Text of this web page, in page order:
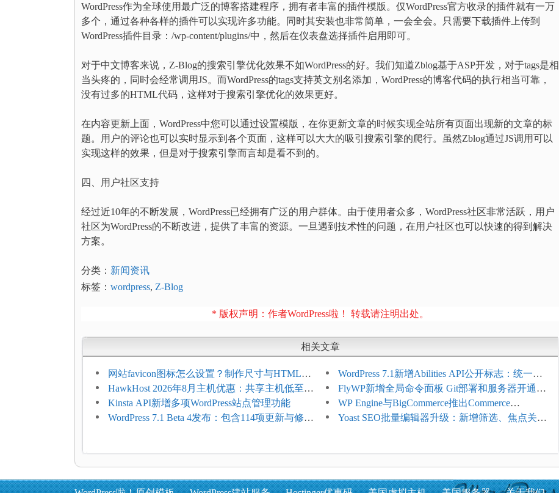
WordPress作为全球使用最广泛的博客搭建程序，拥有者丰富的插件模版。仅WordPress官方收录的插件就有一万
多个，通过各种各样的插件可以实现许多功能。同时其安装也非常简单，一会全会。只需要下载插件上传到
WordPress插件目录：/wp-content/plugins/中，然后在仪表盘选择插件启用即可。
对于中文博客来说，Z-Blog的搜索引擎优化效果不如WordPress的好。我们知道Zblog基于ASP开发，对于tags是相
当头疼的，同时会经常调用JS。而WordPress的tags支持英文别名添加，WordPress的博客代码的执行相当可靠，
没有过多的HTML代码，这样对于搜索引擎优化的效果更好。
在内容更新上面，WordPress中您可以通过设置模版，在你更新文章的时候实现全站所有页面出现新的文章的标
题。用户的评论也可以实时显示到各个页面，这样可以大大的吸引搜索引擎的爬行。虽然Zblog通过JS调用可以
实现这样的效果，但是对于搜索引擎而言却是看不到的。
四、用户社区支持
经过近10年的不断发展，WordPress已经拥有广泛的用户群体。由于使用者众多，WordPress社区非常活跃，用户
社区为WordPress的不断改进，提供了丰富的资源。一旦遇到技术性的问题，在用户社区也可以快速的得到解决
方案。
分类： 新闻资讯
标签： wordpress, Z-Blog
* 版权声明：作者WordPress啦！ 转载请注明出处。
相关文章
网站favicon图标怎么设置？制作尺寸与HTML添
加方法
WordPress 7.1新增Abilities API公开标志：统一支
持REST API、MCP与AI代理
HawkHost 2026年8月主机优惠：共享主机低至
$2.61/月，高性能主机同步折扣
FlyWP新增全局命令面板 Git部署和服务器开通更
方便
Kinsta API新增多项WordPress站点管理功能
WP Engine与BigCommerce推出Commerce
Connect：WordPress商店可保留前台体验并扩展电
WordPress 7.1 Beta 4发布：包含114项更新与修
Yoast SEO批量编辑器升级：新增筛选、焦点关键